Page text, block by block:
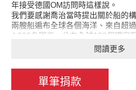
年接受德國OM訪問時這樣說。
我們要感謝喬治當時提出關於船的
兩艘船遍布全球各個海洋、來自超
4,900名同工，分布全球128個國家
人分享耶穌基督的愛。您的奉獻將
閱讀更多
單筆捐款